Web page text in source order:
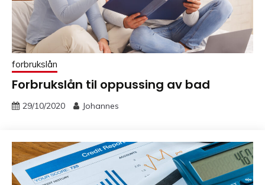
forbrukslån
Forbrukslån til oppussing av bad
29/10/2020 Johannes